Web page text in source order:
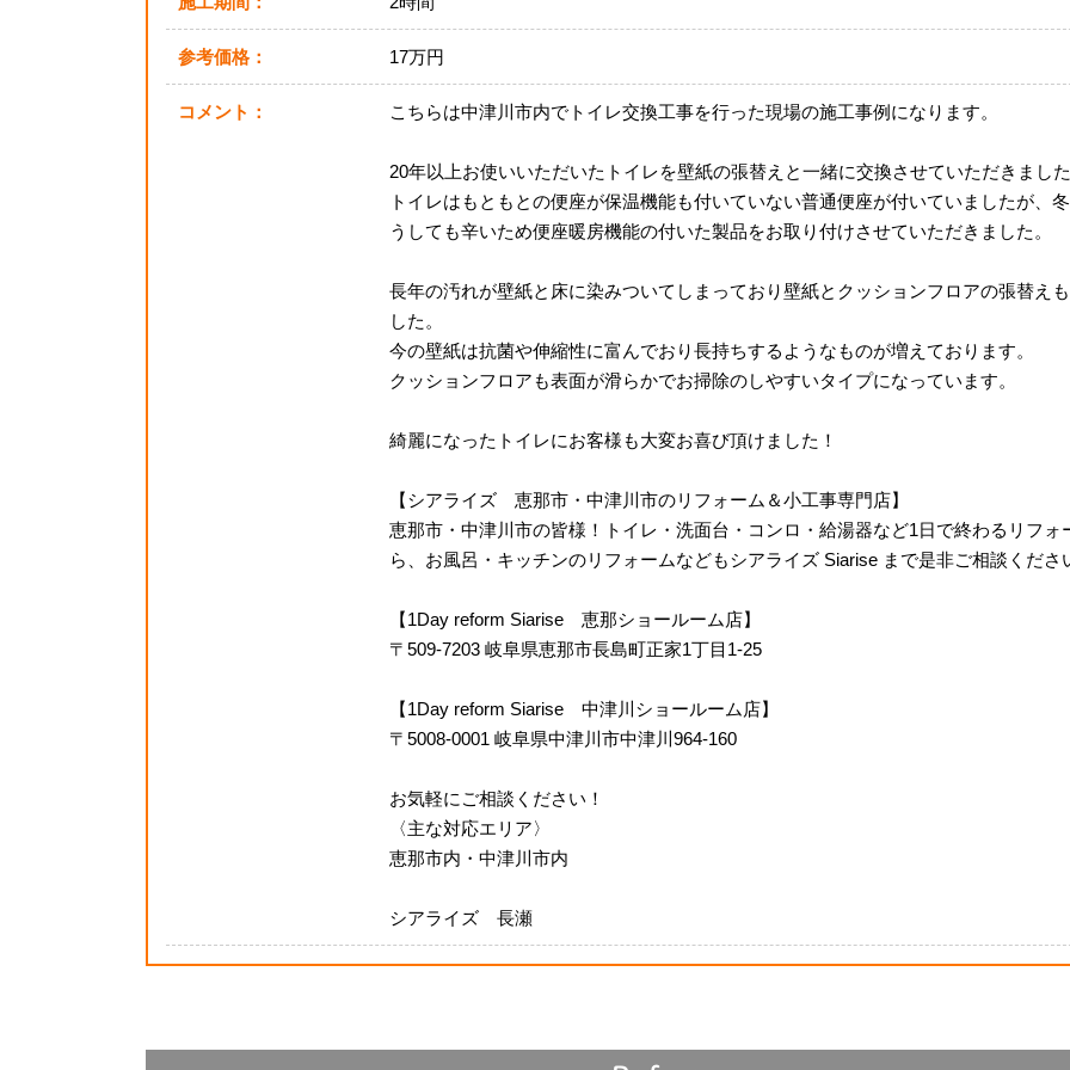
参考価格： 17万円
コメント： こちらは中津川市内でトイレ交換工事を行った現場の施工事例になります。
20年以上お使いいただいたトイレを壁紙の張替えと一緒に交換させていただきまし
トイレはもともとの便座が保温機能も付いていない普通便座が付いていましたが、
うしても辛いため便座暖房機能の付いた製品をお取り付けさせていただきました。
長年の汚れが壁紙と床に染みついてしまっており壁紙とクッションフロアの張替え
した。
今の壁紙は抗菌や伸縮性に富んでおり長持ちするようなものが増えております。
クッションフロアも表面が滑らかでお掃除のしやすいタイプになっています。
綺麗になったトイレにお客様も大変お喜び頂けました！
【シアライズ 恵那市・中津川市のリフォーム＆小工事専門店】
恵那市・中津川市の皆様！トイレ・洗面台・コンロ・給湯器など1日で終わるリフォ
ら、お風呂・キッチンのリフォームなどもシアライズ Siarise まで是非ご相談くださ
【1Day reform Siarise 恵那ショールーム店】
〒509-7203 岐阜県恵那市長島町正家1丁目1-25
【1Day reform Siarise 中津川ショールーム店】
〒5008-0001 岐阜県中津川市中津川964-160
お気軽にご相談ください！
〈主な対応エリア〉
恵那市内・中津川市内
シアライズ 長瀬